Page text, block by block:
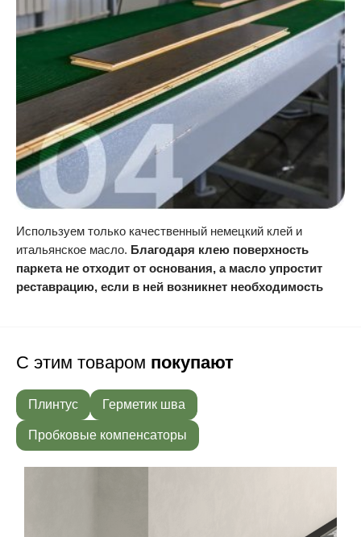
Используем только качественный немецкий клей и
итальянское масло. Благодаря клею поверхность
паркета не отходит от основания, а масло упростит
реставрацию, если в ней возникнет необходимость
С этим товаром покупают
Плинтус Герметик шва
Пробковые компенсаторы